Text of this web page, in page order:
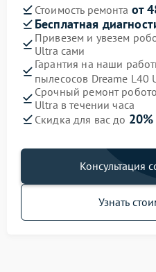
Стоимость ремонта от
Бесплатная
Привезем и увезем
Ultra сами
Гарантия на наши
пылесосов Dreame L40
Срочный ремонт
Ultra в течении часа
Скидка для вас до 20%
Консультация
Узнать